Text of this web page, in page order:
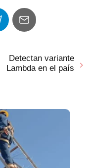
Detectan variante
Lambda en el país